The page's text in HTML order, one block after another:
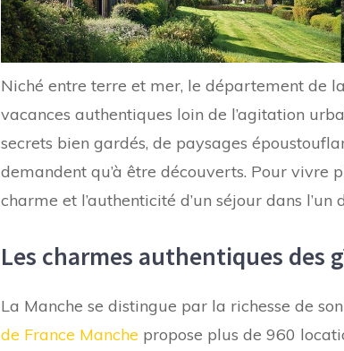
Niché entre terre et mer, le département de
vacances authentiques loin de l’agitation
secrets bien gardés, de paysages
demandent qu’à être découverts. Pour vivre
charme et l’authenticité d’un séjour dans l’un
Les charmes authentiques des
La Manche se distingue par la richesse de
de France Manche propose plus de 960